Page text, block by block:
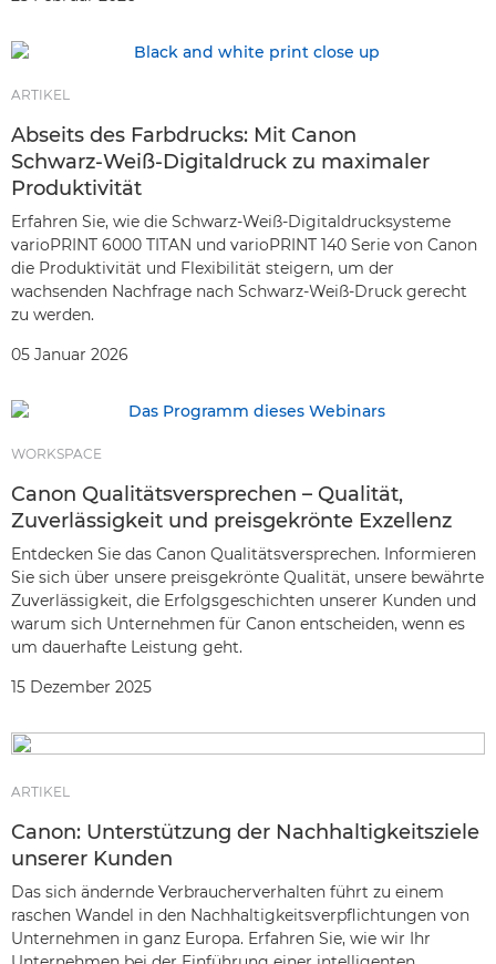
ARTIKEL
Abseits des Farbdrucks: Mit Canon
Schwarz‑Weiß‑Digitaldruck zu maximaler
Produktivität
Erfahren Sie, wie die Schwarz-Weiß-Digitaldrucksysteme
varioPRINT 6000 TITAN und varioPRINT 140 Serie von Canon
die Produktivität und Flexibilität steigern, um der
wachsenden Nachfrage nach Schwarz-Weiß-Druck gerecht
zu werden.
05 Januar 2026
WORKSPACE
Canon Qualitätsversprechen – Qualität,
Zuverlässigkeit und preisgekrönte Exzellenz
Entdecken Sie das Canon Qualitätsversprechen. Informieren
Sie sich über unsere preisgekrönte Qualität, unsere bewährte
Zuverlässigkeit, die Erfolgsgeschichten unserer Kunden und
warum sich Unternehmen für Canon entscheiden, wenn es
um dauerhafte Leistung geht.
15 Dezember 2025
ARTIKEL
Canon: Unterstützung der Nachhaltigkeitsziele
unserer Kunden
Das sich ändernde Verbraucherverhalten führt zu einem
raschen Wandel in den Nachhaltigkeitsverpflichtungen von
Unternehmen in ganz Europa. Erfahren Sie, wie wir Ihr